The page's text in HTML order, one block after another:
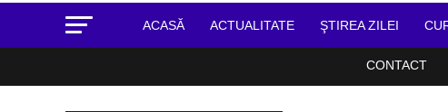
ACASĂ ACTUALITATE ŞTIREA ZILEI
CONTACT